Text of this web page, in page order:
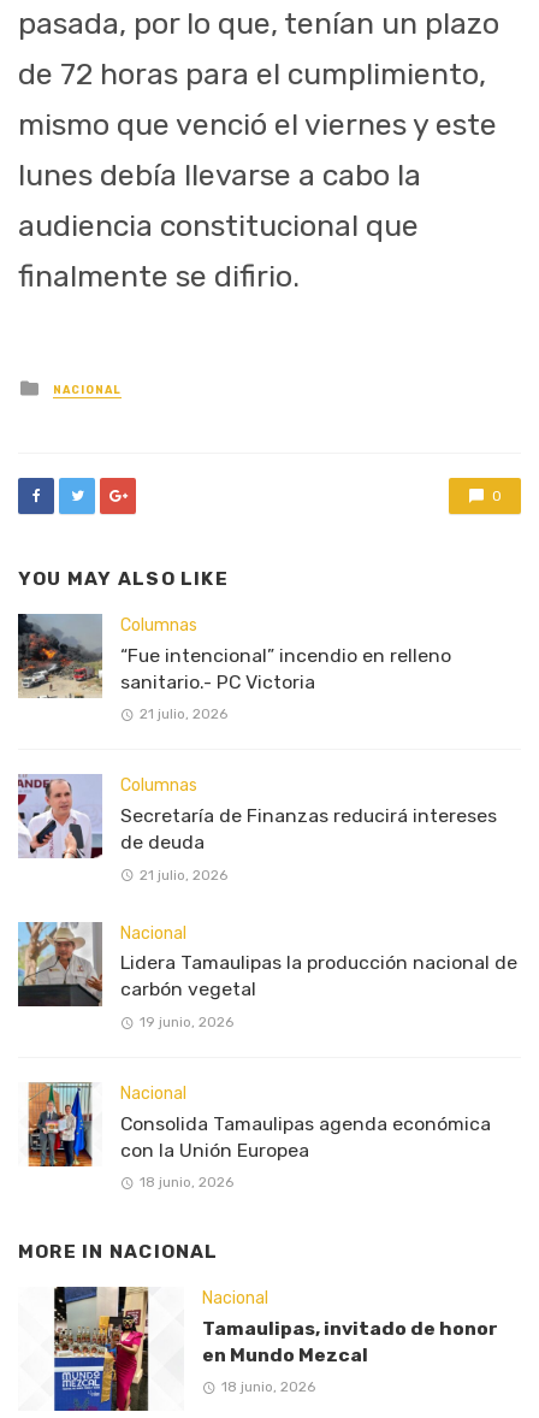
pasada, por lo que, tenían un plazo
de 72 horas para el cumplimiento,
mismo que venció el viernes y este
lunes debía llevarse a cabo la
audiencia constitucional que
finalmente se difirio.
Posted
in
NACIONAL
0
YOU MAY ALSO LIKE
Columnas
“Fue intencional” incendio en relleno
sanitario.- PC Victoria
21 julio, 2026
Columnas
Secretaría de Finanzas reducirá intereses
de deuda
21 julio, 2026
Nacional
Lidera Tamaulipas la producción nacional de
carbón vegetal
19 junio, 2026
Nacional
Consolida Tamaulipas agenda económica
con la Unión Europea
18 junio, 2026
MORE IN NACIONAL
Nacional
Tamaulipas, invitado de honor
en Mundo Mezcal
18 junio, 2026